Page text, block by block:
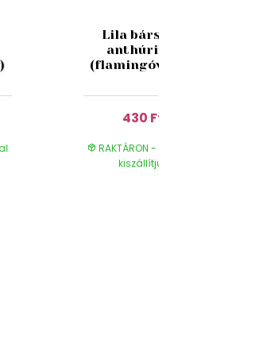
Lila bársony
anthúrium
(flamingóvirág)
430 Ft
RAKTÁRON - azonnal
kiszállítjuk